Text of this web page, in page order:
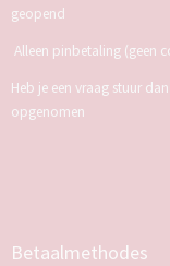
geopend
Alleen pinbetaling (geen
Heb je een vraag stuur
opgenomen
Betaalmethodes